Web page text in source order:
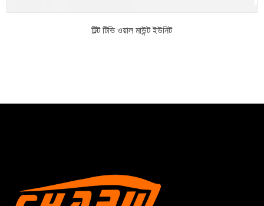
টিল্ট টিভি ওয়াল মাউন্ট ইউনিট